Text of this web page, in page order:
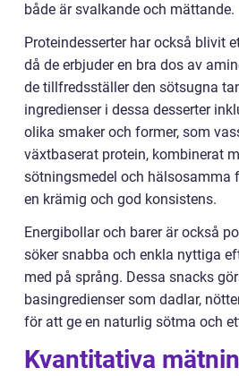
både är svalkande och mättande.
Proteindesserter har också blivit
då de erbjuder en bra dos av
de tillfredsställer den sötsugna
ingredienser i dessa desserter
olika smaker och former, som
växtbaserat protein, kombinerat
sötningsmedel och hälsosamma
en krämig och god konsistens.
Energibollar och barer är också
söker snabba och enkla nyttiga
med på språng. Dessa snacks
basingredienser som dadlar,
för att ge en naturlig sötma och
Kvantitativa